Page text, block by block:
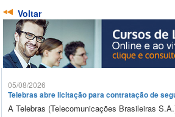
Voltar
05/08/2026
Telebras abre licitação para contratação de
A Telebras (Telecomunicações Brasileiras